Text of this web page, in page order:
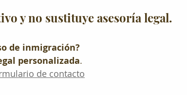
y no sustituye asesoría legal.
de inmigración?
personalizada.
de contacto